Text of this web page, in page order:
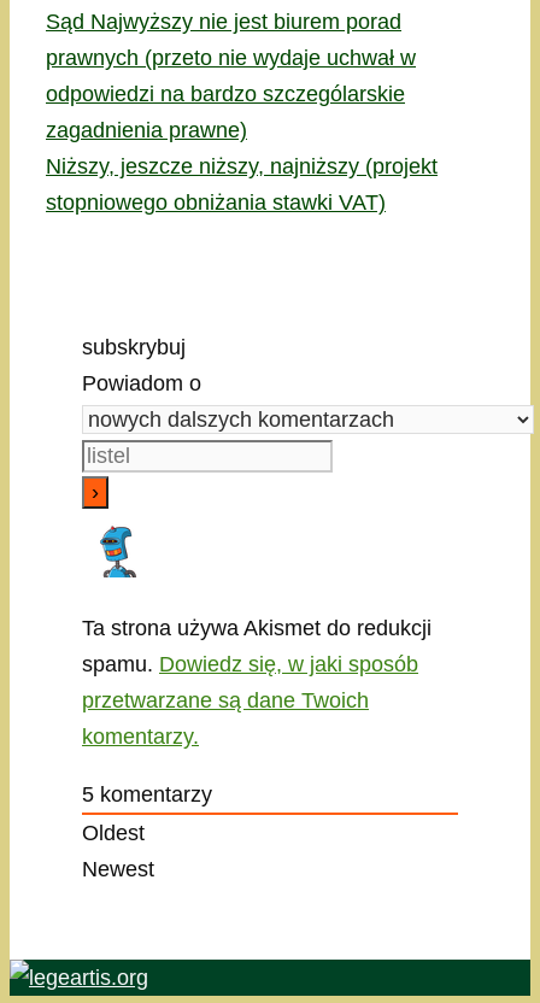
Sąd Najwyższy nie jest biurem porad
prawnych (przeto nie wydaje uchwał w
odpowiedzi na bardzo szczególarskie
zagadnienia prawne)
Niższy, jeszcze niższy, najniższy (projekt
stopniowego obniżania stawki VAT)
subskrybuj
Powiadom o
Ta strona używa Akismet do redukcji
spamu. Dowiedz się, w jaki sposób
przetwarzane są dane Twoich
komentarzy.
5 komentarzy
Oldest
Newest